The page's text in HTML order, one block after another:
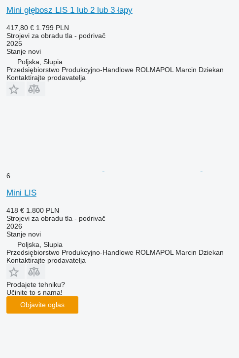
Mini głębosz LIS 1 lub 2 lub 3 łapy
417,80 € 1.799 PLN
Strojevi za obradu tla - podrivač
2025
Stanjenovi
Poljska, Słupia
Przedsiębiorstwo Produkcyjno-Handlowe ROLMAPOL Marcin Dziekan
Kontaktirajte prodavatelja
6
Mini LIS
418 € 1.800 PLN
Strojevi za obradu tla - podrivač
2026
Stanjenovi
Poljska, Słupia
Przedsiębiorstwo Produkcyjno-Handlowe ROLMAPOL Marcin Dziekan
Kontaktirajte prodavatelja
Prodajete tehniku?
Učinite to s nama!
Objavite oglas